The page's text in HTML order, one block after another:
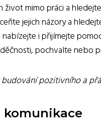
mimo práci a
jejich názory a
i přijímejte
pochvalte nebo
pozitivního a
komunikace